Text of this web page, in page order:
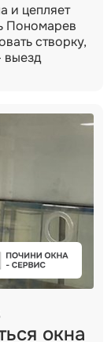
и цепляет
Пономарев
створку,
выезд
окна